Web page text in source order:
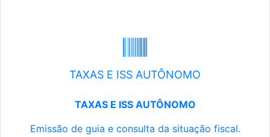
TAXAS E ISS AUTÔNOMO
TAXAS E ISS AUTÔNOMO
Emissão de guia e consulta da situação fiscal.